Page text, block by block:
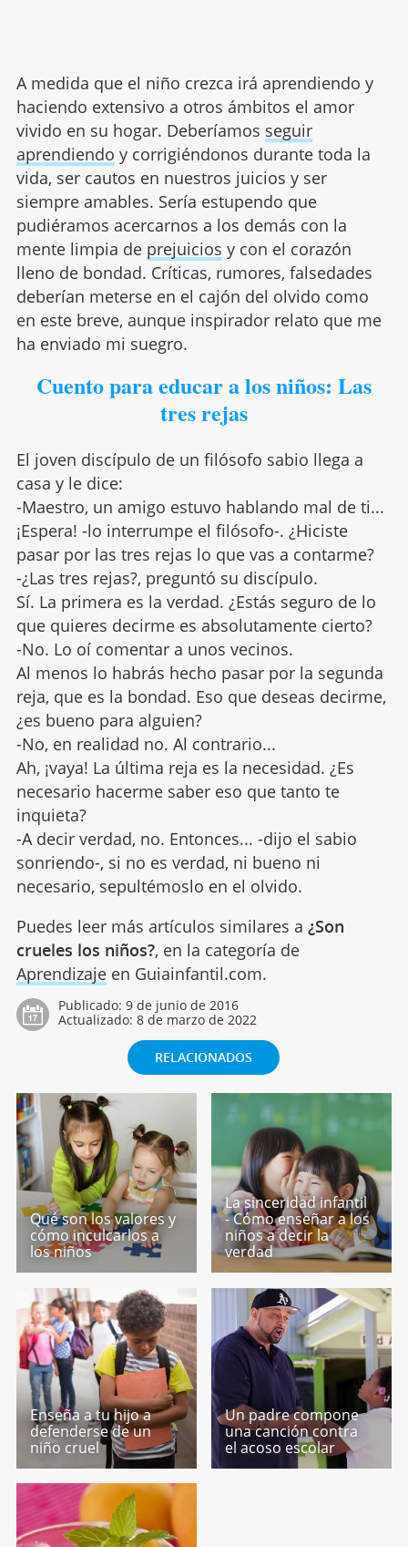
A medida que el niño crezca irá aprendiendo y
haciendo extensivo a otros ámbitos el amor
vivido en su hogar. Deberíamos seguir
aprendiendo y corrigiéndonos durante toda la
vida, ser cautos en nuestros juicios y ser
siempre amables. Sería estupendo que
pudiéramos acercarnos a los demás con la
mente limpia de prejuicios y con el corazón
lleno de bondad. Críticas, rumores, falsedades
deberían meterse en el cajón del olvido como
en este breve, aunque inspirador relato que me
ha enviado mi suegro.
Cuento para educar a los niños: Las
tres rejas
El joven discípulo de un filósofo sabio llega a
casa y le dice:
-Maestro, un amigo estuvo hablando mal de ti...
¡Espera! -lo interrumpe el filósofo-. ¿Hiciste
pasar por las tres rejas lo que vas a contarme?
-¿Las tres rejas?, preguntó su discípulo.
Sí. La primera es la verdad. ¿Estás seguro de lo
que quieres decirme es absolutamente cierto?
-No. Lo oí comentar a unos vecinos.
Al menos lo habrás hecho pasar por la segunda
reja, que es la bondad. Eso que deseas decirme,
¿es bueno para alguien?
-No, en realidad no. Al contrario...
Ah, ¡vaya! La última reja es la necesidad. ¿Es
necesario hacerme saber eso que tanto te
inquieta?
-A decir verdad, no. Entonces... -dijo el sabio
sonriendo-, si no es verdad, ni bueno ni
necesario, sepultémoslo en el olvido.
Puedes leer más artículos similares a ¿Son
crueles los niños?, en la categoría de
Aprendizajeen Guiainfantil.com.
Publicado: 9 de junio de 2016
Actualizado: 8 de marzo de 2022
RELACIONADOS
Qué son los valores y
cómo inculcarlos a
los niños
La sinceridad infantil
- Cómo enseñar a los
niños a decir la
verdad
Enseña a tu hijo a
defenderse de un
niño cruel
Un padre compone
una canción contra
el acoso escolar